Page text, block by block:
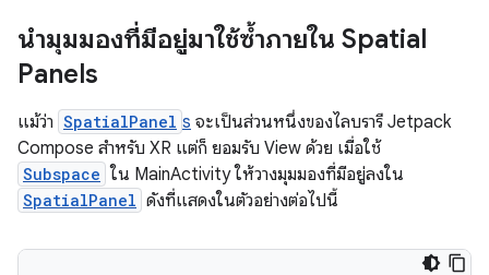
นำมุมมองที่มีอยู่มาใช้ซ้ำภายใน Spatial
Panels
แม้ว่า SpatialPanel s จะเป็นส่วนหนึ่งของไลบรารี Jetpack
Compose สำหรับ XR แต่ก็ ยอมรับ View ด้วย เมื่อใช้
Subspace ใน MainActivity ให้วางมุมมองที่มีอยู่ลงใน
SpatialPanel ดังที่แสดงในตัวอย่างต่อไปนี้